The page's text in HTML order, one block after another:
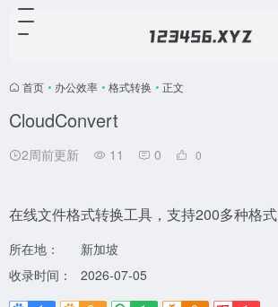
首页 • 办公效率 • 格式转换 • 正文
CloudConvert
2周前更新 11 0 0
在线文件格式转换工具，支持200多种格式
所在地：
新加坡
收录时间：
2026-07-05